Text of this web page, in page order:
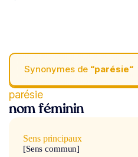
Synonymes de “parésie“
parésie
nom féminin
Sens principaux
[Sens commun]